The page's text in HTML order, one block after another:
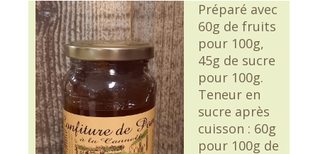
Préparé avec
60g de fruits
pour 100g,
45g de sucre
pour 100g.
Teneur en
sucre après
cuisson : 60g
pour 100g de